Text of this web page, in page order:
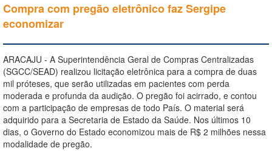
Compra com pregão eletrônico faz Sergipe
economizar
ARACAJU - A Superintendência Geral de Compras Centralizadas
(SGCC/SEAD) realizou licitação eletrônica para a compra de duas
mil próteses, que serão utilizadas em pacientes com perda
moderada e profunda da audição. O pregão foi acirrado, e contou
com a participação de empresas de todo País. O material será
adquirido para a Secretaria de Estado da Saúde. Nos últimos 10
dias, o Governo do Estado economizou mais de R$ 2 milhões nessa
modalidade de pregão.